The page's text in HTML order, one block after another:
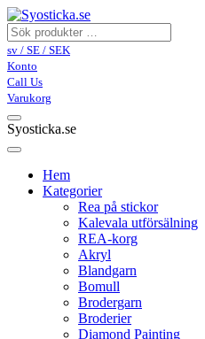
sv / SE / SEK
Konto
Call Us
Varukorg
Syosticka.se
Hem
Kategorier
Rea på stickor
Kalevala utförsälning
REA-korg
Akryl
Blandgarn
Bomull
Brodergarn
Broderier
Diamond Painting